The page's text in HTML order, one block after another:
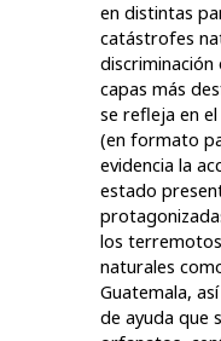
en distintas
catástrofes
discriminación
capas más
se refleja en
(en formato
evidencia la
estado
los
naturales
Guatemala,
de ayuda que